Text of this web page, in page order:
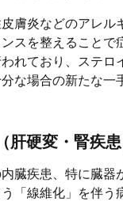
膚炎などのアレル
スを整えることで
れており、ステロ
な場合の新たな一
肝硬変・腎疾患
臓疾患、特に臓器
「線維化」を伴う